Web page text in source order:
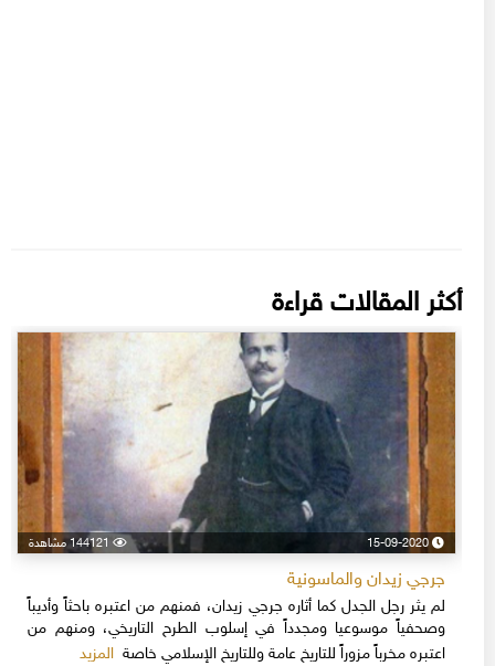
أكثر المقالات قراءة
15-09-2020 144121 مشاهدة
جرجي زيدان والماسونية
لم يثر رجل الجدل كما أثاره جرجي زيدان، فمنهم من اعتبره باحثاً وأديباً
وصحفياً موسوعيا ومجدداً في إسلوب الطرح التاريخي، ومنهم من
اعتبره مخرباً مزوراً للتاريخ عامة وللتاريخ الإسلامي خاصةالمزيد